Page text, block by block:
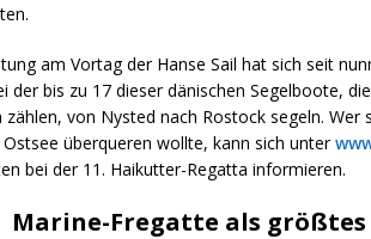
am Vortag der Hanse Sail hat sich seit
der bis zu 17 dieser dänischen Segelboote,
zählen, von Nysted nach Rostock segeln.
überqueren wollte, kann sich unter
bei der 11. Haikutter-Regatta informieren.
Marine-Fregatte als größtes